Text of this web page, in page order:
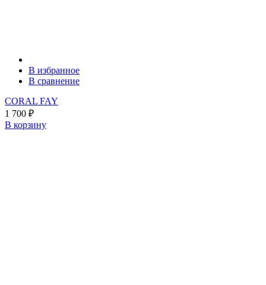
В избранное
В сравнение
CORAL FAY
1 700 ₽
В корзину